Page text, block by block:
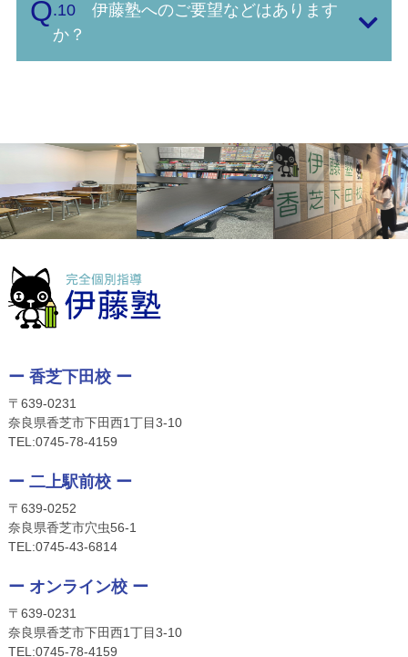
.10
伊藤塾へのご要望などはあります
か？
ー 香芝下田校 ー
〒639-0231
奈良県香芝市下田西1丁目3-10
TEL:0745-78-4159
ー 二上駅前校 ー
〒639-0252
奈良県香芝市穴虫56-1
TEL:0745-43-6814
ー オンライン校 ー
〒639-0231
奈良県香芝市下田西1丁目3-10
TEL:0745-78-4159